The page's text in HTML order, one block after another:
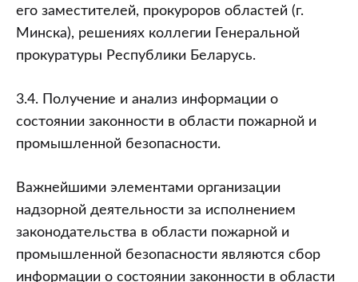
его заместителей, прокуроров областей (г.
Минска), решениях коллегии Генеральной
прокуратуры Республики Беларусь.
3.4. Получение и анализ информации о
состоянии законности в области пожарной и
промышленной безопасности.
Важнейшими элементами организации
надзорной деятельности за исполнением
законодательства в области пожарной и
промышленной безопасности являются сбор
информации о состоянии законности в области